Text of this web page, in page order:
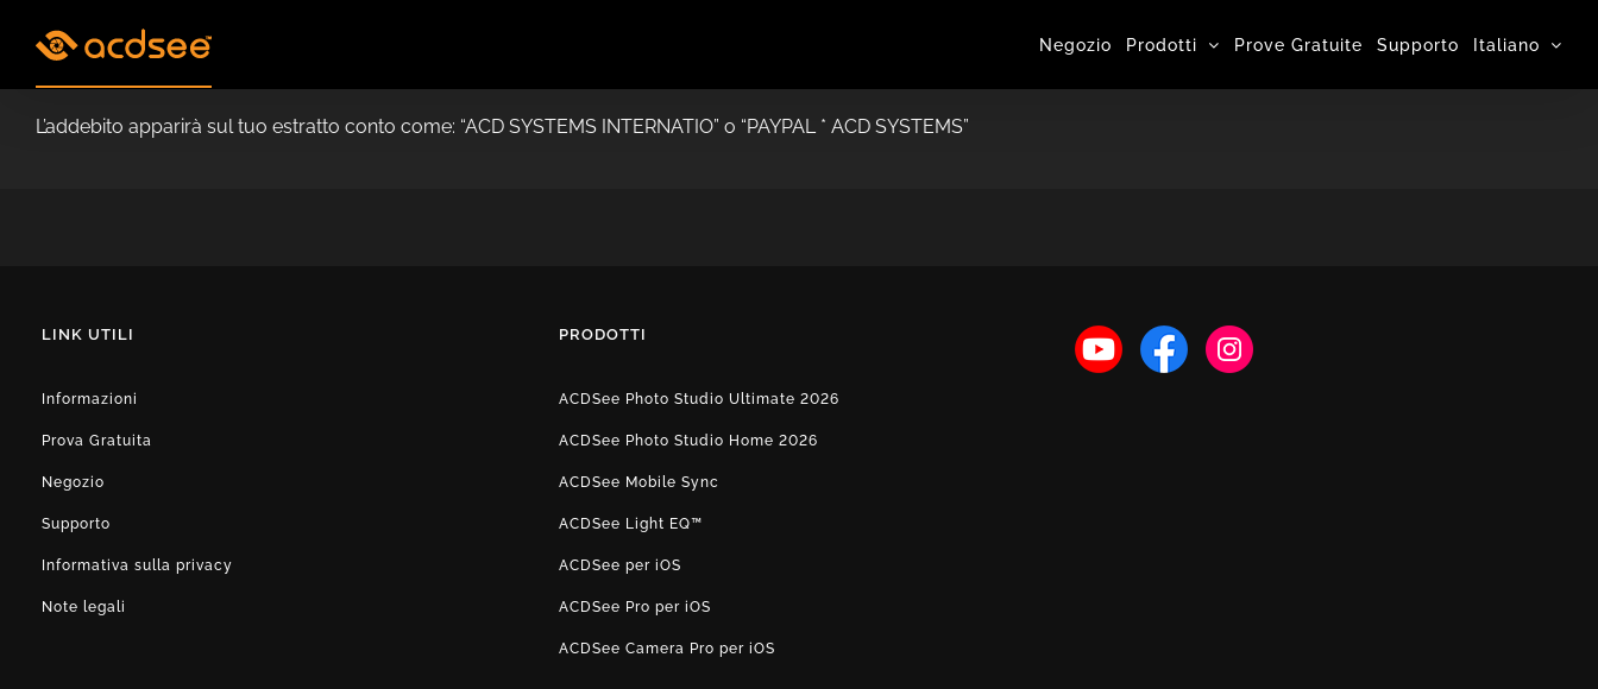
Negozio Prodotti Prove Gratuite Supporto Italiano
L’addebito apparirà sul tuo estratto conto come: “ACD SYSTEMS INTERNATIO” o “PAYPAL * ACD SYSTEMS”
LINK UTILI
Informazioni
Prova Gratuita
Negozio
Supporto
Informativa sulla privacy
Note legali
PRODOTTI
ACDSee Photo Studio Ultimate 2026
ACDSee Photo Studio Home 2026
ACDSee Mobile Sync
ACDSee Light EQ™
ACDSee per iOS
ACDSee Pro per iOS
ACDSee Camera Pro per iOS